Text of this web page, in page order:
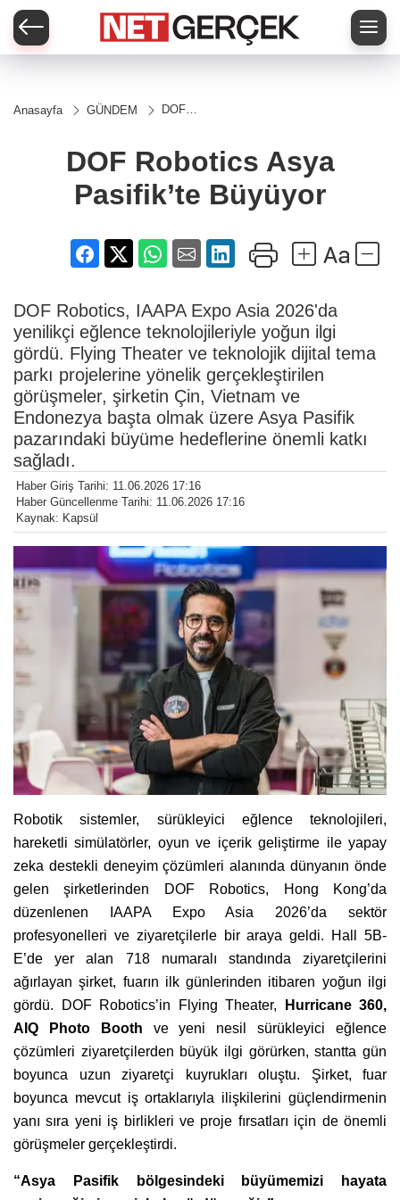
Anasayfa GÜNDEM
DOF
Pasifik’te
Büyüyor
DOF Robotics Asya
Pasifik’te Büyüyor
DOF Robotics, IAAPA Expo Asia 2026'da
yenilikçi eğlence teknolojileriyle yoğun ilgi
gördü. Flying Theater ve teknolojik dijital tema
parkı projelerine yönelik gerçekleştirilen
görüşmeler, şirketin Çin, Vietnam ve
Endonezya başta olmak üzere Asya Pasifik
pazarındaki büyüme hedeflerine önemli katkı
sağladı.
Haber Giriş Tarihi: 11.06.2026 17:16
Haber Güncellenme Tarihi: 11.06.2026 17:16
Kaynak: Kapsül
Robotik sistemler, sürükleyici eğlence teknolojileri,
hareketli simülatörler, oyun ve içerik geliştirme ile yapay
zeka destekli deneyim çözümleri alanında dünyanın önde
gelen şirketlerinden DOF Robotics, Hong Kong’da
düzenlenen IAAPA Expo Asia 2026’da sektör
profesyonelleri ve ziyaretçilerle bir araya geldi. Hall 5B-
E’de yer alan 718 numaralı standında ziyaretçilerini
ağırlayan şirket, fuarın ilk günlerinden itibaren yoğun ilgi
gördü. DOF Robotics’in Flying Theater,
Hurricane 360,
AIQ Photo Booth ve yeni nesil sürükleyici eğlence
çözümleri ziyaretçilerden büyük ilgi görürken, stantta gün
boyunca uzun ziyaretçi kuyrukları oluştu. Şirket, fuar
boyunca mevcut iş ortaklarıyla ilişkilerini güçlendirmenin
yanı sıra yeni iş birlikleri ve proje fırsatları için de önemli
görüşmeler gerçekleştirdi.
“Asya Pasifik bölgesindeki büyümemizi hayata